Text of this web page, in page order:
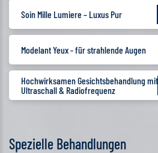
Soin Mille Lumiere – Luxus Pur
Modelant Yeux - für strahlende Augen
Hochwirksamen Gesichtsbehandlung mit
Ultraschall & Radiofrequenz
Spezielle Behandlungen